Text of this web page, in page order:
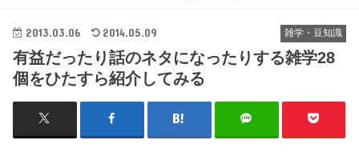
雑学・豆知識
2013.03.06 2014.05.09
有益だったり話のネタになったりする雑学28
個をひたすら紹介してみる